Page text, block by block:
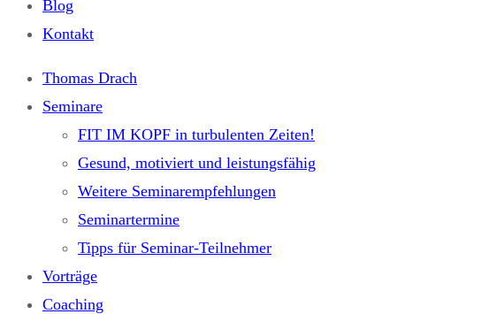
Blog
Kontakt
Thomas Drach
Seminare
FIT IM KOPF in turbulenten Zeiten!
Gesund, motiviert und leistungsfähig
Weitere Seminarempfehlungen
Seminartermine
Tipps für Seminar-Teilnehmer
Vorträge
Coaching